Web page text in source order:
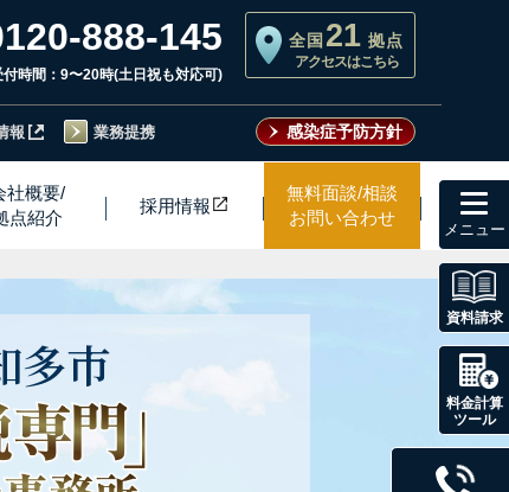
888-145
付時間：9〜20時(土日祝も対応可)
全国 21 拠点
アクセスはこちら
報 業務提携 感染症予防方針
社概要/
点紹介
採用情報
無料面談/相談
お問い合わせ
多市
資料請求
料金計算
ツール